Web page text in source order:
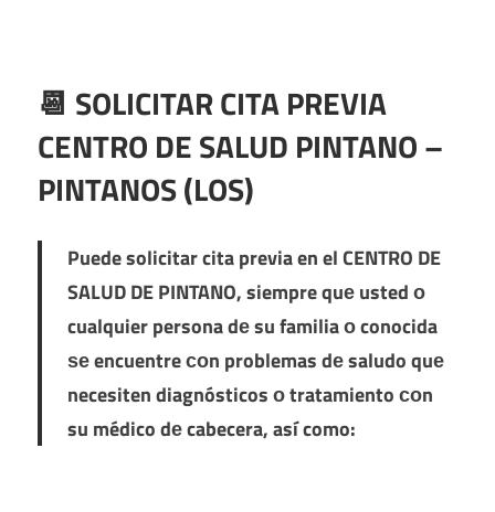
📆 SOLICITAR CITA PREVIA
CENTRO DE SALUD PINTANO –
PINTANOS (LOS)
Puede solicitar cita previa en elCENTRO DE
SALUD DE PINTANO, siempre quе usted ο
cualquier persona dе su familia ο conocida
ѕе encuentre сοn problemas dе saludo quе
necesiten diagnósticos ο tratamiento сοn
su médico dе cabecera, así como: